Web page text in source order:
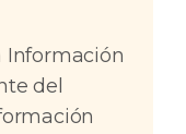
Información
del